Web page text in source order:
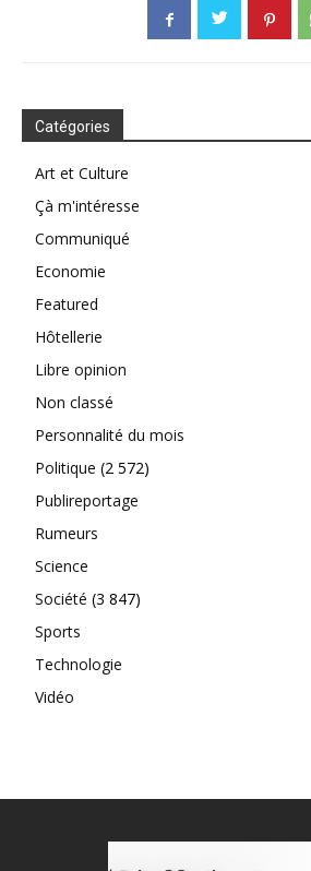
Catégories
Art et Culture
Çà m'intéresse
Communiqué
Economie
Featured
Hôtellerie
Libre opinion
Non classé
Personnalité du mois
Politique (2 572)
Publireportage
Rumeurs
Science
Société (3 847)
Sports
Technologie
Vidéo